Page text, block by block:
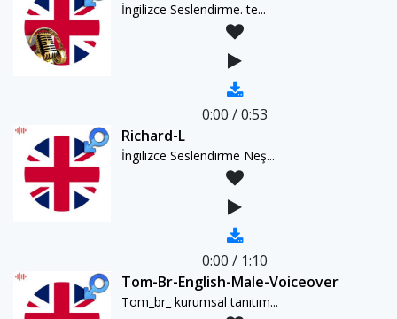
İngilizce Seslendirme. te...
0:00 /0:53
Richard-L
İngilizce Seslendirme Neş...
0:00 / 1:10
Tom-Br-English-Male-Voiceover
Tom_br_ kurumsal tanıtım...